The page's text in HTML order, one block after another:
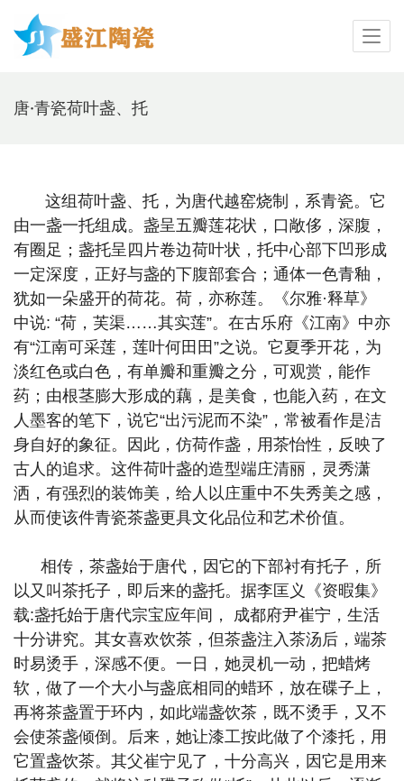
唐·青瓷荷叶盏、托
这组荷叶盏、托，为唐代越窑烧制，系青瓷。它
由一盏一托组成。盏呈五瓣莲花状，口敞侈，深腹，
有圈足；盏托呈四片卷边荷叶状，托中心部下凹形成
一定深度，正好与盏的下腹部套合；通体一色青釉，
犹如一朵盛开的荷花。荷，亦称莲。《尔雅·释草》
中说: “荷，芙渠……其实莲”。在古乐府《江南》中亦
有“江南可采莲，莲叶何田田”之说。它夏季开花，为
淡红色或白色，有单瓣和重瓣之分，可观赏，能作
药；由根茎膨大形成的藕，是美食，也能入药，在文
人墨客的笔下，说它“出污泥而不染”，常被看作是洁
身自好的象征。因此，仿荷作盏，用茶怡性，反映了
古人的追求。这件荷叶盏的造型端庄清丽，灵秀潇
洒，有强烈的装饰美，给人以庄重中不失秀美之感，
从而使该件青瓷茶盏更具文化品位和艺术价值。
相传，茶盏始于唐代，因它的下部衬有托子，所
以又叫茶托子，即后来的盏托。据李匡义《资暇集》
载:盏托始于唐代宗宝应年间， 成都府尹崔宁，生活
十分讲究。其女喜欢饮茶，但茶盏注入茶汤后，端茶
时易烫手，深感不便。一日，她灵机一动，把蜡烤
软，做了一个大小与盏底相同的蜡环，放在碟子上，
再将茶盏置于环内，如此端盏饮茶，既不烫手，又不
会使茶盏倾倒。后来，她让漆工按此做了个漆托，用
它置盏饮茶。其父崔宁见了，十分高兴，因它是用来